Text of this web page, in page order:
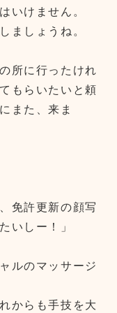
いけません。
ましょうね。
所に行ったけれ
もらいたいと頼
また、来ま
免許更新の顔写
いしー！」
ルのマッサージ
からも手技を大